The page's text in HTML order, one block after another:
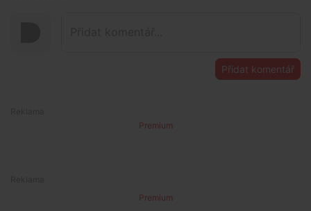
Přidat komentář
Premium
Premium